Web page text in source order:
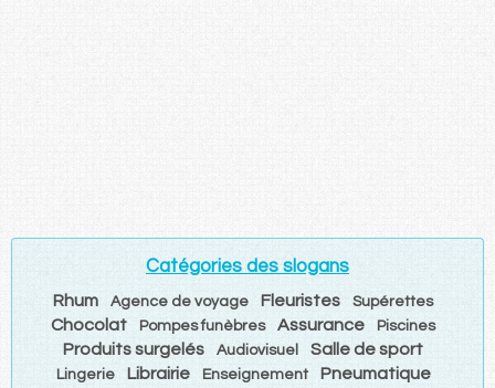
Catégories des slogans
Rhum Agence de voyage Fleuristes Supérettes
Chocolat Pompes funèbres Assurance Piscines
Produits surgelés Audiovisuel Salle de sport
Lingerie Librairie Enseignement Pneumatique